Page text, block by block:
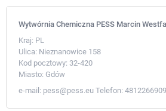
Wytwórnia Chemiczna PESS Marcin Westfal
Kraj: PL
Ulica: Nieznanowice 158
Kod pocztowy: 32-420
Miasto: Gdów
e-mail: pess@pess.eu Telefon: